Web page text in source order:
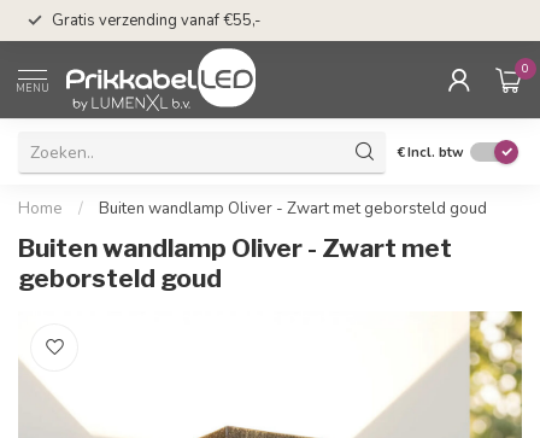
Gratis verzending vanaf €55,-
MENU
0
€Incl. btw
Home / Buiten wandlamp Oliver - Zwart met geborsteld goud
Buiten wandlamp Oliver - Zwart met
geborsteld goud